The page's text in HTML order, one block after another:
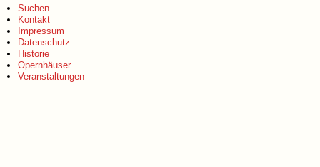
Suchen
Kontakt
Impressum
Datenschutz
Historie
Opernhäuser
Veranstaltungen